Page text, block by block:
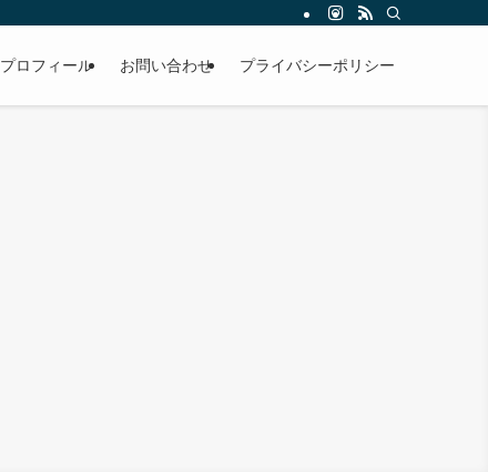
プロフィール お問い合わせ プライバシーポリシー